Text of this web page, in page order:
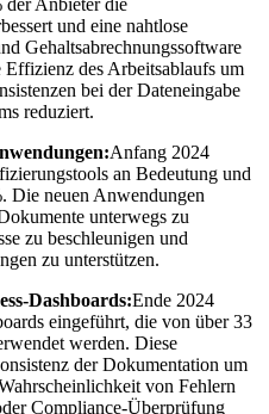
der Anbieter die
und eine nahtlose
Gehaltsabrechnungssoftware
des Arbeitsablaufs um
bei der Dateneingabe
reduziert.
Anfang 2024
an Bedeutung und
Die neuen Anwendungen
unterwegs zu
zu beschleunigen und
zu unterstützen.
Dashboards:Ende 2024
eingeführt, die von über 33
werden. Diese
der Dokumentation um
von Fehlern
Compliance-Überprüfung